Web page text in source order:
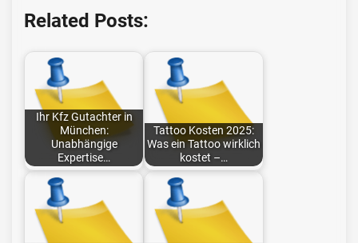
Related Posts:
Ihr Kfz Gutachter in
München:
Unabhängige
Expertise…
Tattoo Kosten 2025:
Was ein Tattoo wirklich
kostet –…